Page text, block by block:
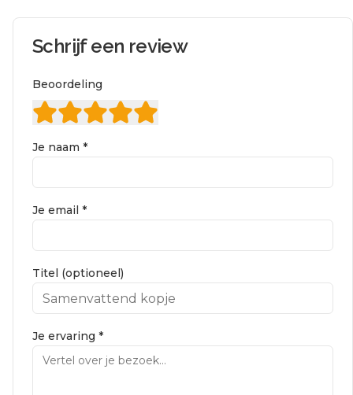
Schrijf een review
Beoordeling
Je naam *
Je email *
Titel (optioneel)
Je ervaring *